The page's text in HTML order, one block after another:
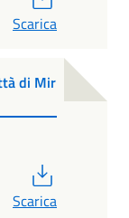
Scarica
di Mir
Scarica